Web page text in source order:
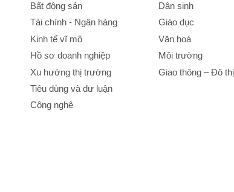
Bất động sản
Tài chính - Ngân hàng
Kinh tế vĩ mô
Hồ sơ doanh nghiệp
Xu hướng thị trường
Tiêu dùng và dư luận
Công nghệ
Dân sinh
Giáo dục
Văn hoá
Môi trường
Giao thông – Đô thị